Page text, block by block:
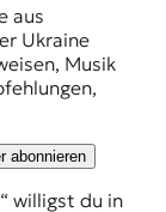
aus
Ukraine
Musik
abonnieren
willigst du in